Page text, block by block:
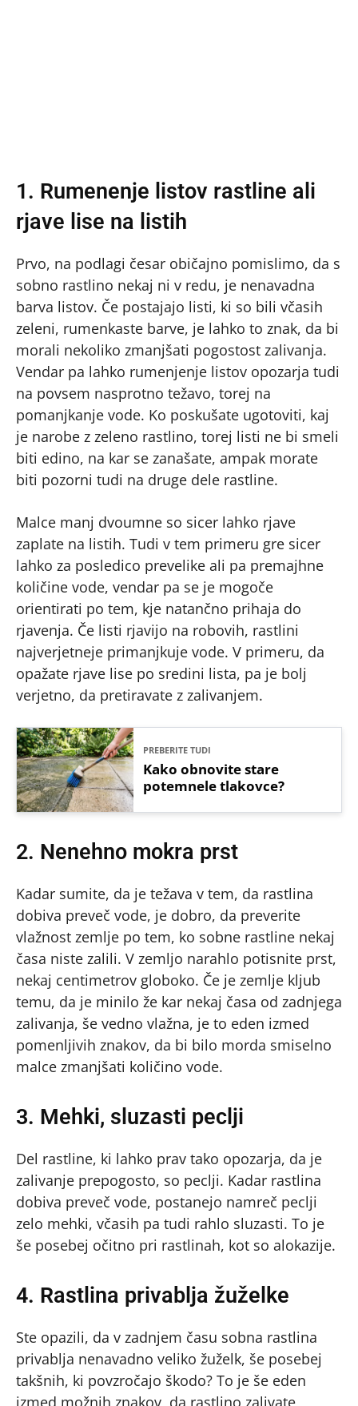
1. Rumenenje listov rastline ali
rjave lise na listih
Prvo, na podlagi česar običajno pomislimo, da s
sobno rastlino nekaj ni v redu, je nenavadna
barva listov. Če postajajo listi, ki so bili včasih
zeleni, rumenkaste barve, je lahko to znak, da bi
morali nekoliko zmanjšati pogostost zalivanja.
Vendar pa lahko rumenjenje listov opozarja tudi
na povsem nasprotno težavo, torej na
pomanjkanje vode. Ko poskušate ugotoviti, kaj
je narobe z zeleno rastlino, torej listi ne bi smeli
biti edino, na kar se zanašate, ampak morate
biti pozorni tudi na druge dele rastline.
Malce manj dvoumne so sicer lahko rjave
zaplate na listih. Tudi v tem primeru gre sicer
lahko za posledico prevelike ali pa premajhne
količine vode, vendar pa se je mogoče
orientirati po tem, kje natančno prihaja do
rjavenja. Če listi rjavijo na robovih, rastlini
najverjetneje primanjkuje vode. V primeru, da
opažate rjave lise po sredini lista, pa je bolj
verjetno, da pretiravate z zalivanjem.
PREBERITE TUDI
Kako obnovite stare
potemnele tlakovce?
2. Nenehno mokra prst
Kadar sumite, da je težava v tem, da rastlina
dobiva preveč vode, je dobro, da preverite
vlažnost zemlje po tem, ko sobne rastline nekaj
časa niste zalili. V zemljo narahlo potisnite prst,
nekaj centimetrov globoko. Če je zemlje kljub
temu, da je minilo že kar nekaj časa od zadnjega
zalivanja, še vedno vlažna, je to eden izmed
pomenljivih znakov, da bi bilo morda smiselno
malce zmanjšati količino vode.
3. Mehki, sluzasti peclji
Del rastline, ki lahko prav tako opozarja, da je
zalivanje prepogosto, so peclji. Kadar rastlina
dobiva preveč vode, postanejo namreč peclji
zelo mehki, včasih pa tudi rahlo sluzasti. To je
še posebej očitno pri rastlinah, kot so alokazije.
4. Rastlina privablja žuželke
Ste opazili, da v zadnjem času sobna rastlina
privablja nenavadno veliko žuželk, še posebej
takšnih, ki povzročajo škodo? To je še eden
izmed možnih znakov, da rastlino zalivate